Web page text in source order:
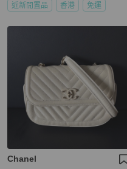
近新閒置品 香港 免運
Chanel